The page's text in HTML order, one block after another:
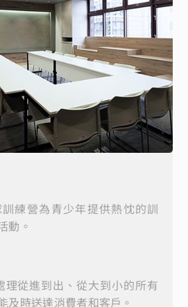
練營為青少年提供熱忱的訓
動。
從進到出、從大到小的所有
及時送達消費者和客戶。